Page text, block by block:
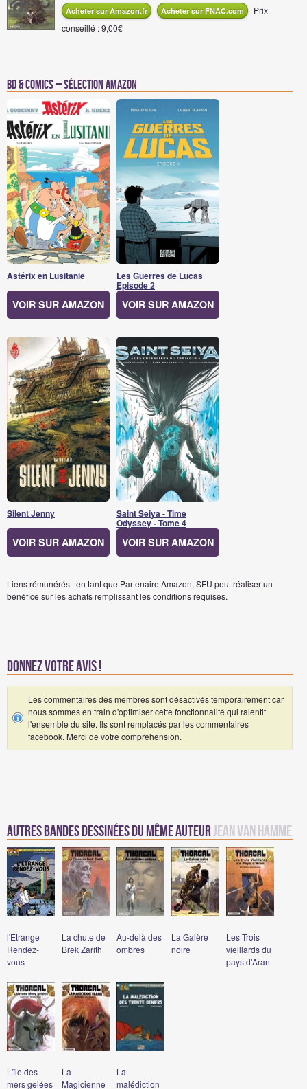
Acheter sur Amazon.fr Acheter sur FNAC.com
Prix
conseillé : 9,00€
BD & Comics – Sélection Amazon
Astérix en Lusitanie
VOIR SUR AMAZON
Les Guerres de Lucas
Episode 2
VOIR SUR AMAZON
Silent Jenny
VOIR SUR AMAZON
Saint Seiya - Time
Odyssey - Tome 4
VOIR SUR AMAZON
Liens rémunérés : en tant que Partenaire Amazon, SFU peut réaliser un
bénéfice sur les achats remplissant les conditions requises.
Donnez votre avis !
Les commentaires des membres sont désactivés temporairement car
nous sommes en train d'optimiser cette fonctionnalité qui ralentit
l'ensemble du site. Ils sont remplacés par les commentaires
facebook. Merci de votre compréhension.
Autres Bandes Dessinées du même auteurJean Van Hamme
l'Etrange
Rendez-
vous
La chute de
Brek Zarith
Au-delà des
ombres
La Galère
noire
Les Trois
vieillards du
pays d'Aran
L'île des
mers gelées
La
Magicienne
La
malédiction